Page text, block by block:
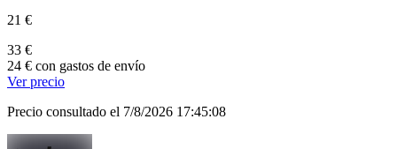
21 €
33 €
24 € con gastos de envío
Ver precio
Precio consultado el 7/8/2026 17:45:08